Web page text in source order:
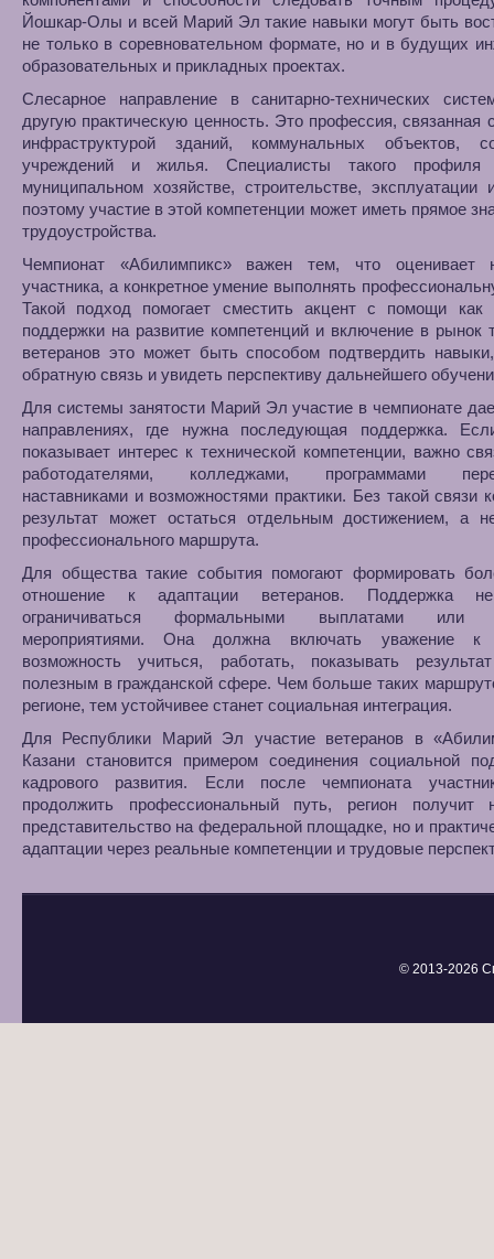
Йошкар-Олы и всей Марий Эл такие навыки могут быть
не только в соревновательном формате, но и в будущих
образовательных и прикладных проектах.
Слесарное направление в санитарно-технических
другую практическую ценность. Это профессия, связанная
инфраструктурой зданий, коммунальных объектов,
учреждений и жилья. Специалисты такого
муниципальном хозяйстве, строительстве, эксплуатации
поэтому участие в этой компетенции может иметь прямое
трудоустройства.
Чемпионат «Абилимпикс» важен тем, что оценивает
участника, а конкретное умение выполнять
Такой подход помогает сместить акцент с помощи как
поддержки на развитие компетенций и включение в рынок
ветеранов это может быть способом подтвердить
обратную связь и увидеть перспективу дальнейшего
Для системы занятости Марий Эл участие в чемпионате
направлениях, где нужна последующая поддержка.
показывает интерес к технической компетенции, важно
работодателями, колледжами, программами
наставниками и возможностями практики. Без такой связи
результат может остаться отдельным достижением, а
профессионального маршрута.
Для общества такие события помогают формировать
отношение к адаптации ветеранов. Поддержка
ограничиваться формальными выплатами или
мероприятиями. Она должна включать уважение к
возможность учиться, работать, показывать
полезным в гражданской сфере. Чем больше таких
регионе, тем устойчивее станет социальная интеграция.
Для Республики Марий Эл участие ветеранов в
Казани становится примером соединения социальной
кадрового развития. Если после чемпионата
продолжить профессиональный путь, регион получит
представительство на федеральной площадке, но и
адаптации через реальные компетенции и трудовые
© 2013-2026